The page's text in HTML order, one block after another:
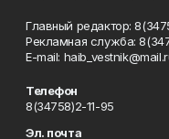
Главный редактор:
Рекламная служба:
Е-mаil:
Телефон
8(34758)2-11-95
Эл. почта